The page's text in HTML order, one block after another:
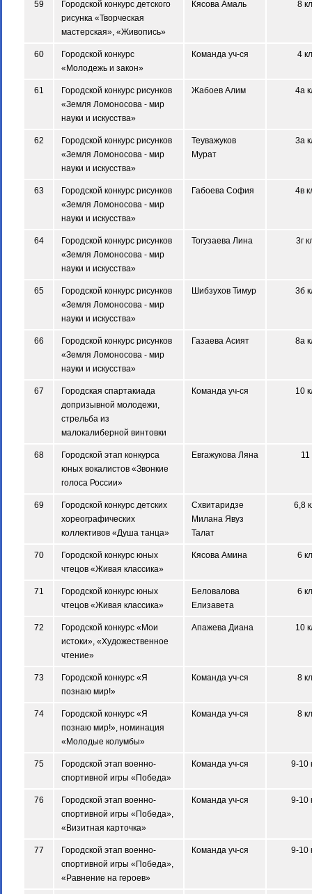
59
Городской конкурс детского
рисунка «Творческая
мастерская», «Живопись»
Кясова Амаль 8 кл
60
Городской конкурс
«Молодежь и закон»
Команда уч-ся 4 кл
61
Городской конкурс рисунков
«Земля Ломоносова - мир
науки и искусства»
Жабоев Алим 4а
62
Городской конкурс рисунков
«Земля Ломоносова - мир
науки и искусства»
Теуважуков
Мурат
3а
63
Городской конкурс рисунков
«Земля Ломоносова - мир
науки и искусства»
Габоева София 4в
64
Городской конкурс рисунков
«Земля Ломоносова - мир
науки и искусства»
Тогузаева Лина 3г
65
Городской конкурс рисунков
«Земля Ломоносова - мир
науки и искусства»
Шибзухов Тимур 3б
66
Городской конкурс рисунков
«Земля Ломоносова - мир
науки и искусства»
Газаева Асият 8а
67
Городская спартакиада
допризывной молодежи,
стрельба из
малокалиберной винтовки
Команда уч-ся 10
68
Городской этап конкурса
юных вокалистов «Звонкие
голоса России»
Евгажукова Ляна 11
69
Городской конкурс детских
хореографических
коллективов «Душа танца»
Схвитаридзе
Милана Явуз
Талат
6,8
70
Городской конкурс юных
чтецов «Живая классика»
Кясова Амина 6 кл
71
Городской конкурс юных
чтецов «Живая классика»
Беловалова
Елизавета
6 кл
72
Городской конкурс «Мои
истоки», «Художественное
чтение»
Апажева Диана 10
73
Городской конкурс «Я
познаю мир!»
Команда уч-ся 8 кл
74
Городской конкурс «Я
познаю мир!», номинация
«Молодые колумбы»
Команда уч-ся 8 кл
75
Городской этап военно-
спортивной игры «Победа»
Команда уч-ся 9-10
76
Городской этап военно-
спортивной игры «Победа»,
«Визитная карточка»
Команда уч-ся 9-10
77
Городской этап военно-
спортивной игры «Победа»,
«Равнение на героев»
Команда уч-ся 9-10